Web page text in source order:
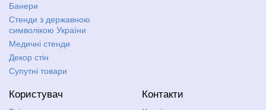
Банери
Стенди з державною
символікою України
Медичні стенди
Декор стін
Супутні товари
Користувач Контакти